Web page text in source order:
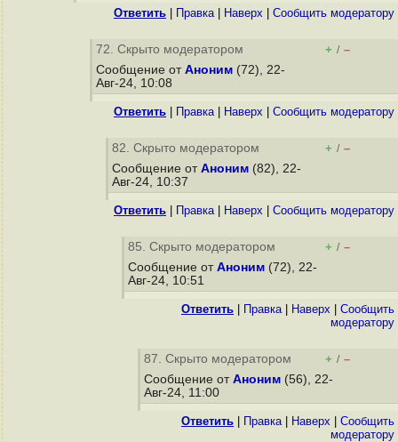
Ответить Правка| Наверх Cообщить модератору
72. Скрыто модератором + / –
Сообщение от Аноним (72), 22-
Авг-24, 10:08
Ответить Правка| Наверх Cообщить модератору
82. Скрыто модератором + / –
Сообщение от Аноним (82), 22-
Авг-24, 10:37
Ответить Правка| Наверх Cообщить модератору
85. Скрыто модератором + / –
Сообщение от Аноним (72), 22-
Авг-24, 10:51
Ответить Правка| Наверх
Cообщить
модератору
87. Скрыто модератором + / –
Сообщение от Аноним (56), 22-
Авг-24, 11:00
Ответить Правка| Наверх
Cообщить
модератору